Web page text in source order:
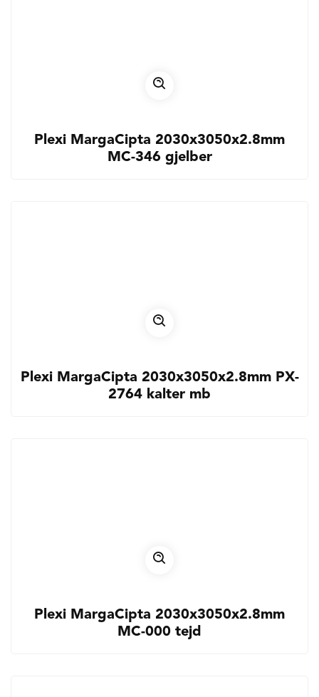
Plexi MargaCipta 2030x3050x2.8mm
MC-346 gjelber
Plexi MargaCipta 2030x3050x2.8mm PX-
2764 kalter mb
Plexi MargaCipta 2030x3050x2.8mm
MC-000 tejd